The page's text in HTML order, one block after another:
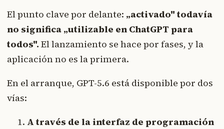
El punto clave por delante: „activado" todavía
no significa „utilizable en ChatGPT para
todos". El lanzamiento se hace por fases, y la
aplicación no es la primera.
En el arranque, GPT-5.6 está disponible por dos
vías:
A través de la interfaz de programación